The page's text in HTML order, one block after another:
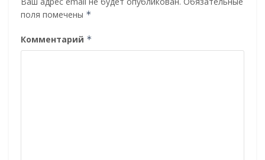
поля помечены *
Комментарий *